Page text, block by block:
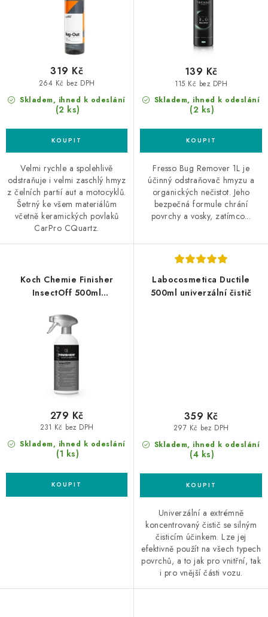
Skladem, ihned k odeslání
(2 ks)
264 Kč bez DPH
319 Kč
Velmi rychle a spolehlivě
odstraňuje i velmi zaschlý hmyz
z čelních partií aut a motocyklů.
Šetrný ke všem materiálům
včetně keramických povlaků
CarPro CQuartz.
Skladem, ihned k odeslání
(2 ks)
115 Kč bez DPH
139 Kč
Fresso Bug Remover 1L je
účinný odstraňovač hmyzu a
organických nečistot. Jeho
bezpečná formule chrání
povrchy a vosky, zatímco...
Koch Chemie Finisher
InsectOff 500ml
Skladem, ihned k odeslání
(1 ks)
231 Kč bez DPH
279 Kč
Labocosmetica Ductile
500ml univerzální čistič
Skladem, ihned k odeslání
(4 ks)
297 Kč bez DPH
359 Kč
Univerzální a extrémně
koncentrovaný čistič se silným
čisticím účinkem. Lze jej
efektivně použít na všech typech
povrchů, a to jak pro vnitřní, tak
i pro vnější části vozu.